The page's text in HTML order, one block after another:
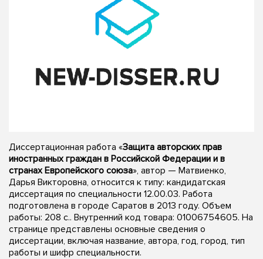
Диссертационная работа «Защита авторских прав
иностранных граждан в Российской Федерации и в
странах Европейского союза», автор — Матвиенко,
Дарья Викторовна, относится к типу: кандидатская
диссертация по специальности 12.00.03. Работа
подготовлена в городе Саратов в 2013 году. Объем
работы: 208 с.. Внутренний код товара: 01006754605. На
странице представлены основные сведения о
диссертации, включая название, автора, год, город, тип
работы и шифр специальности.